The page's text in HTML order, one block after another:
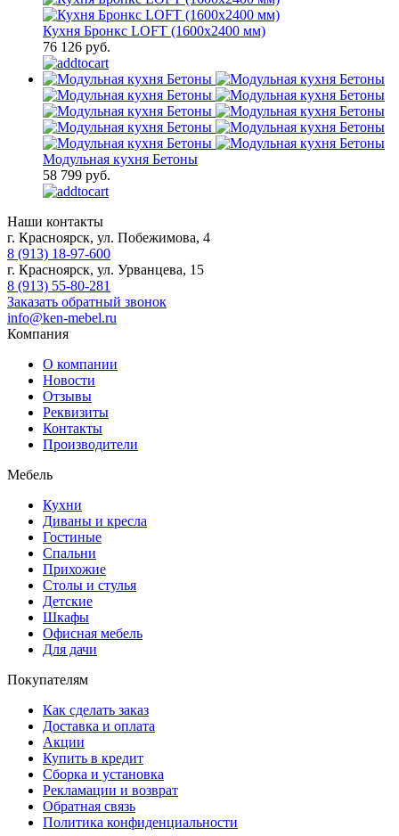
Кухня Бронкс LOFT (1600х2400 мм)
76 126 руб.
Модульная кухня Бетоны
58 799 руб.
Наши контакты
г. Красноярск, ул. Побежимова, 4
8 (913) 18-97-600
г. Красноярск, ул. Урванцева, 15
8 (913) 55-80-281
Заказать обратный звонок
info@ken-mebel.ru
Компания
О компании
Новости
Отзывы
Реквизиты
Контакты
Производители
Мебель
Кухни
Диваны и кресла
Гостиные
Спальни
Прихожие
Столы и стулья
Детские
Шкафы
Офисная мебель
Для дачи
Покупателям
Как сделать заказ
Доставка и оплата
Акции
Купить в кредит
Сборка и установка
Рекламации и возврат
Обратная связь
Политика конфиденциальности